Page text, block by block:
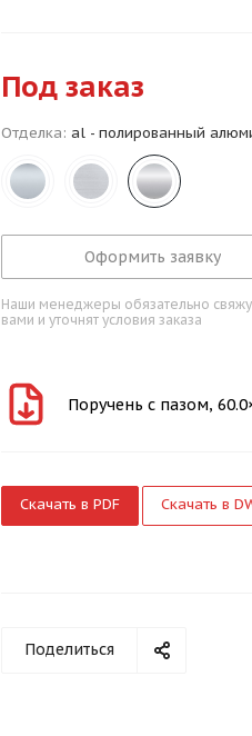
Под заказ
Отделка: al - полированный
Оформить заявку
Наши менеджеры обязательно
вами и уточнят условия заказа
Поручень с пазом,
Скачать в PDF Скачать в
Поделиться